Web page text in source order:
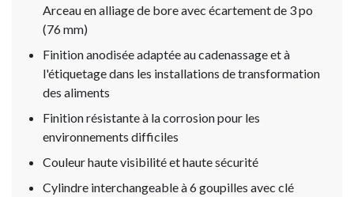
Arceau en alliage de bore avec écartement de 3 po
(76 mm)
Finition anodisée adaptée au cadenassage et à
l'étiquetage dans les installations de transformation
des aliments
Finition résistante à la corrosion pour les
environnements difficiles
Couleur haute visibilité et haute sécurité
Cylindre interchangeable à 6 goupilles avec clé